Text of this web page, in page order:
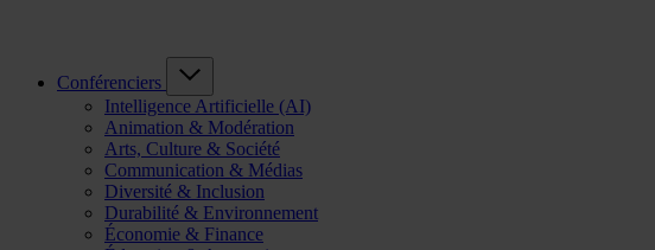
Conférenciers
Intelligence Artificielle (AI)
Animation & Modération
Arts, Culture & Société
Communication & Médias
Diversité & Inclusion
Durabilité & Environnement
Économie & Finance